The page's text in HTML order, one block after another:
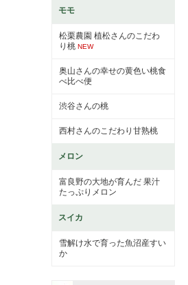
モモ
松栗農園 植松さんのこだわ
り桃 NEW
奥山さんの幸せの黄色い桃食
べ比べ便
渋谷さんの桃
西村さんのこだわり甘熟桃
メロン
富良野の大地が育んだ 果汁
たっぷりメロン
スイカ
雪解け水で育った魚沼産すい
か